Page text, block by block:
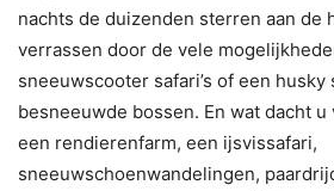
nachts de duizenden sterren aan de
verrassen door de vele
sneeuwscooter safari’s of een husky
besneeuwde bossen. En wat dacht u
een rendierenfarm, een ijsvissafari,
sneeuwschoenwandelingen,